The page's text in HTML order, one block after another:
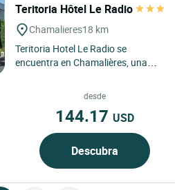
Teritoria Hôtel Le Radio
Chamalieres18 km
Teritoria Hotel Le Radio se
encuentra en Chamalières, una
desde
144.17 USD
Descubra